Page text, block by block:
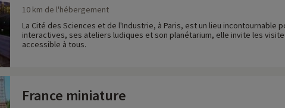
10 km de l'hébergement
La Cité des Sciences et de l'Industrie, à Paris, est un lieu
interactives, ses ateliers ludiques et son planétarium, elle invite les
accessible à tous.
France miniature